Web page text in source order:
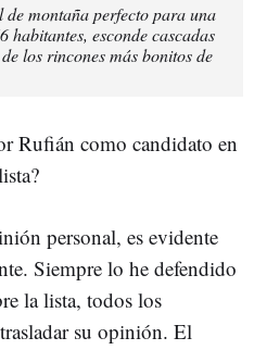
de montaña perfecto para una
habitantes, esconde cascadas
los rincones más bonitos de
Rufián como candidato en
personal, es evidente
Siempre lo he defendido
la lista, todos los
su opinión. El